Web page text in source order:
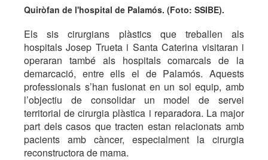
Quiròfan de l'hospital de Palamós. (Foto: SSIBE).
Els sis cirurgians plàstics que treballen als
hospitals Josep Trueta i Santa Caterina visitaran i
operaran també als hospitals comarcals de la
demarcació, entre ells el de Palamós. Aquests
professionals s’han fusionat en un sol equip, amb
l’objectiu de consolidar un model de servei
territorial de cirurgia plàstica i reparadora. La major
part dels casos que tracten estan relacionats amb
pacients amb càncer, especialment la cirurgia
reconstructora de mama.